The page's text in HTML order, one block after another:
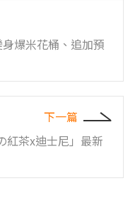
爆米花桶、追加預
下一篇
紅茶x迪士尼」最新